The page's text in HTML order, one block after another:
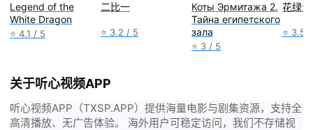
Legend of the
White Dragon
⭐ 4.1 / 5
二比一
⭐ 3.2 / 5
Коты Эрмитажа 2.
Тайна египетского
зала
⭐ 3 / 5
花绿
⭐ 3.5
关于听心视频APP
听心视频APP（TXSP.APP）提供海量电影与剧集资源，支持全
高清播放、无广告体验。 海外用户可稳定访问，我们不存储视